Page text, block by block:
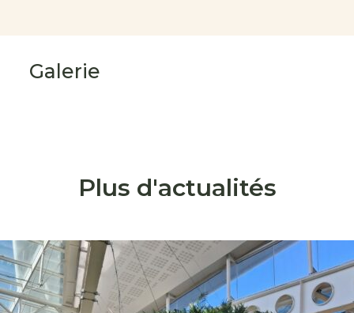
Galerie
Plus d'actualités